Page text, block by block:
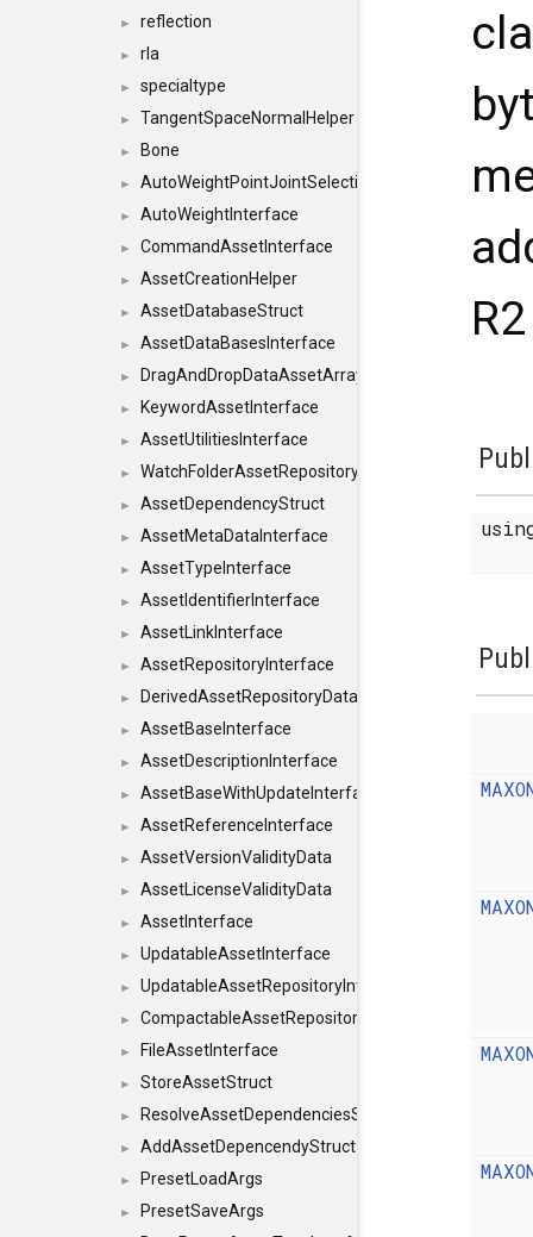
► reflection
► rla
► specialtype
► TangentSpaceNormalHelper
► Bone
► AutoWeightPointJointSelections
► AutoWeightInterface
► CommandAssetInterface
► AssetCreationHelper
► AssetDatabaseStruct
► AssetDataBasesInterface
► DragAndDropDataAssetArray
► KeywordAssetInterface
► AssetUtilitiesInterface
► WatchFolderAssetRepositoryInterface
► AssetDependencyStruct
► AssetMetaDataInterface
► AssetTypeInterface
► AssetIdentifierInterface
► AssetLinkInterface
► AssetRepositoryInterface
► DerivedAssetRepositoryDataInterface
► AssetBaseInterface
► AssetDescriptionInterface
► AssetBaseWithUpdateInterface
► AssetReferenceInterface
► AssetVersionValidityData
► AssetLicenseValidityData
► AssetInterface
► UpdatableAssetInterface
► UpdatableAssetRepositoryInterface
► CompactableAssetRepositoryInterface
► FileAssetInterface
► StoreAssetStruct
► ResolveAssetDependenciesStruct
► AddAssetDepencendyStruct
► PresetLoadArgs
►
PresetSaveArgs